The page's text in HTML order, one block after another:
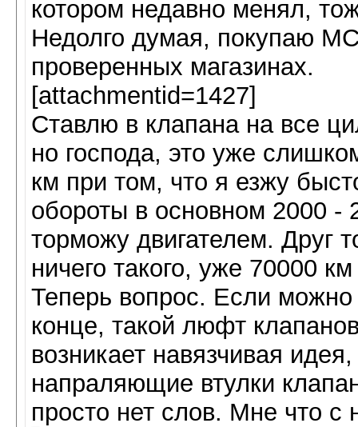
котором недавно менял,
Недолго думая, покупаю
проверенных магазинах.
[attachmentid=1427]
Ставлю в клапана на все
но господа, это уже
км при том, что я езжу
обороты в основном 2000 -
торможу двигателем. Друг
ничего такого, уже 70000
Теперь вопрос. Если
конце, такой люфт
возникает навязчивая
напраляющие втулки
просто нет слов. Мне что с